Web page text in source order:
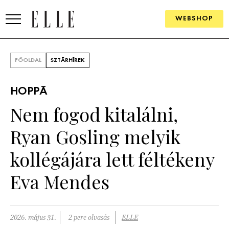
WEBSHOP
SZÉPSÉG
KULTÚRA
PÁRKAPCSOLAT
FŐOLDAL SZTÁRHÍREK
HOPPÁ
Nem fogod kitalálni,
Ryan Gosling melyik
kollégájára lett féltékeny
Eva Mendes
2026. május 31. 2 perc olvasás ELLE